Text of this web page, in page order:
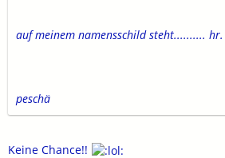
auf meinem namensschild steht..........
peschä
Keine Chance!!